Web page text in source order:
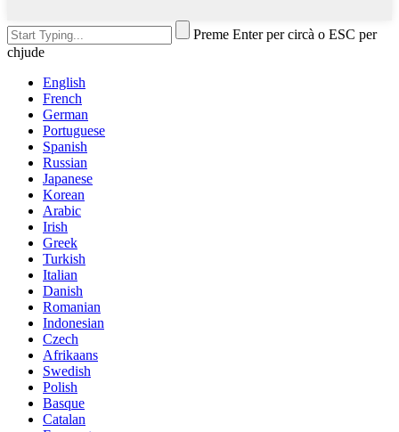
Preme Enter per circà o ESC per
chjude
English
French
German
Portuguese
Spanish
Russian
Japanese
Korean
Arabic
Irish
Greek
Turkish
Italian
Danish
Romanian
Indonesian
Czech
Afrikaans
Swedish
Polish
Basque
Catalan